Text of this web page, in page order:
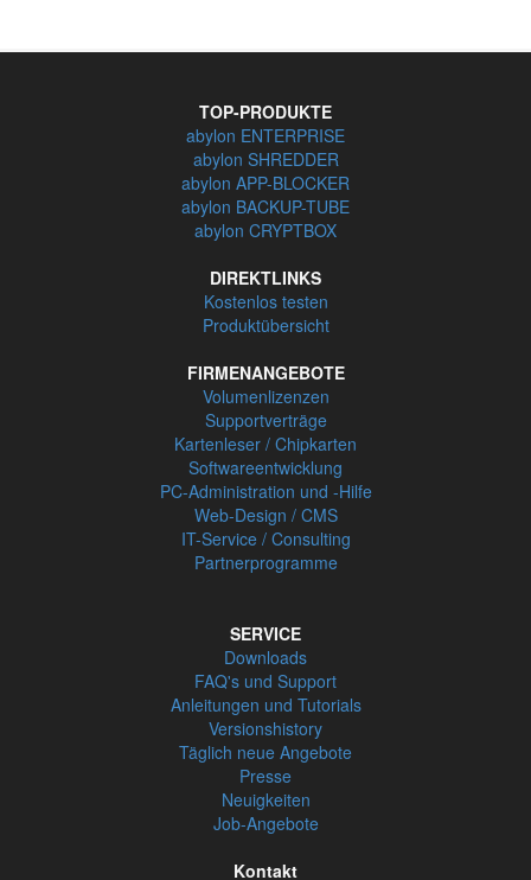
TOP-PRODUKTE
abylon ENTERPRISE
abylon SHREDDER
abylon APP-BLOCKER
abylon BACKUP-TUBE
abylon CRYPTBOX
DIREKTLINKS
Kostenlos testen
Produktübersicht
FIRMENANGEBOTE
Volumenlizenzen
Supportverträge
Kartenleser / Chipkarten
Softwareentwicklung
PC-Administration und -Hilfe
Web-Design / CMS
IT-Service / Consulting
Partnerprogramme
SERVICE
Downloads
FAQ's und Support
Anleitungen und Tutorials
Versionshistory
Täglich neue Angebote
Presse
Neuigkeiten
Job-Angebote
Kontakt